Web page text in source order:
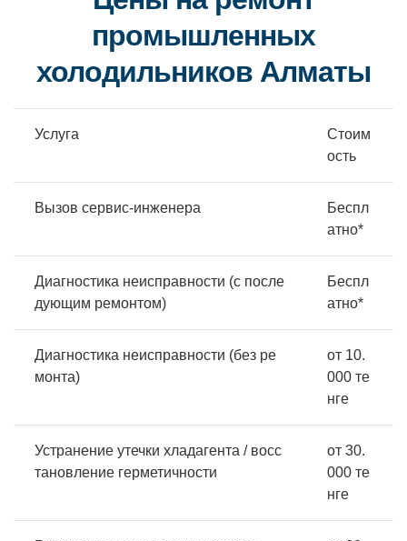
промышленных
холодильников Алматы
Услуга
Стоим
ость
Вызов сервис-инженера
Беспл
атно*
Диагностика неисправности (с после
дующим ремонтом)
Беспл
атно*
Диагностика неисправности (без ре
монта)
от 10.
000 те
нге
Устранение утечки хладагента / восс
тановление герметичности
от 30.
000 те
нге